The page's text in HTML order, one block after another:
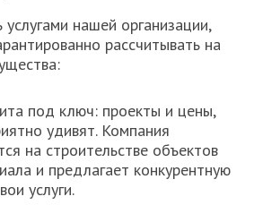
нашей организации,
рассчитывать на
под ключ: проекты и цены,
удивят. Компания
на строительстве объектов
и предлагает конкурентную
услуги.